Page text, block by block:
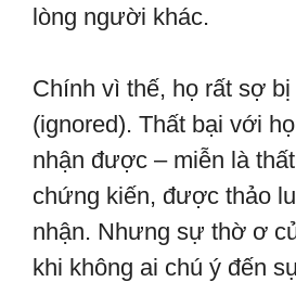
lòng người khác.
Chính vì thế, họ rất sợ bị
(ignored). Thất bại với
nhận được – miễn là
chứng kiến, được thảo
nhận. Nhưng sự thờ ơ
khi không ai chú ý đến